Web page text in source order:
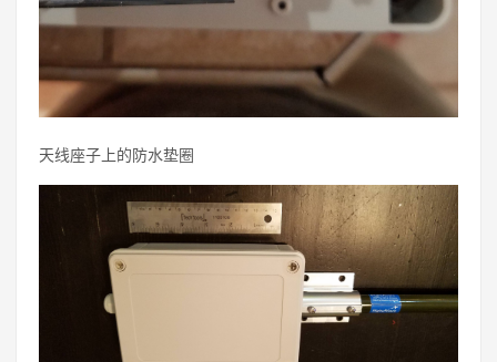
天线座子上的防水垫圈